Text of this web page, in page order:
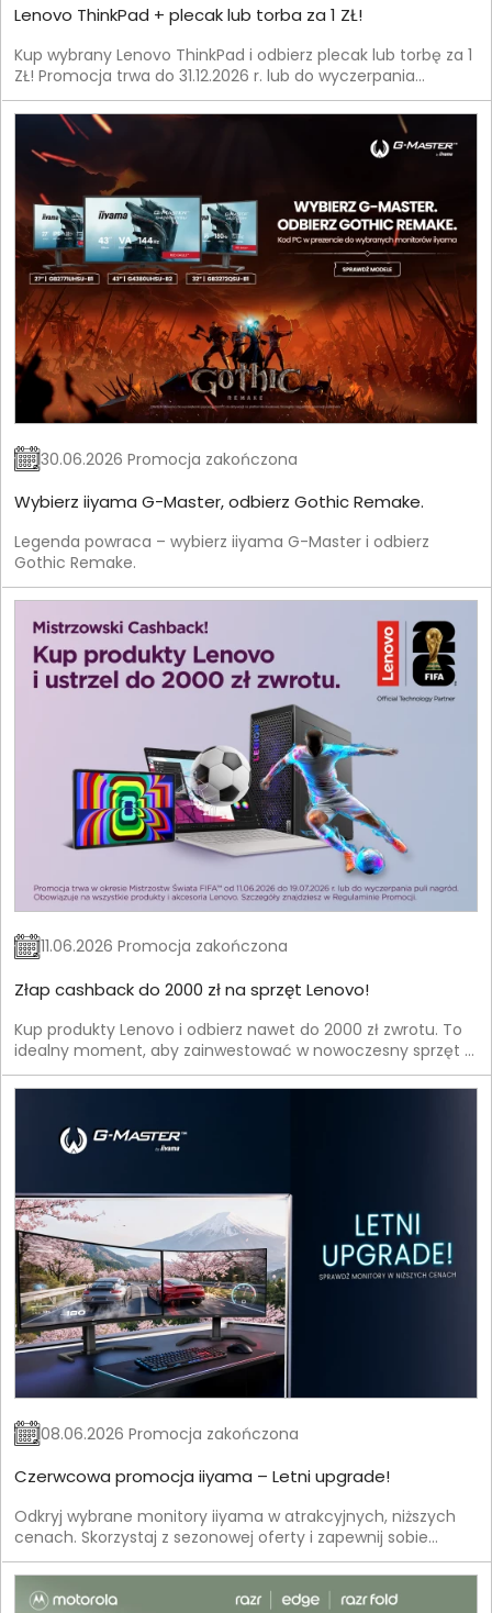
Lenovo ThinkPad + plecak lub torba za 1 ZŁ!
Kup wybrany Lenovo ThinkPad i odbierz plecak lub torbę za 1
ZŁ! Promocja trwa do 31.12.2026 r. lub do wyczerpania
zapasów.
30.06.2026 Promocja zakończona
Wybierz iiyama G-Master, odbierz Gothic Remake.
Legenda powraca – wybierz iiyama G-Master i odbierz
Gothic Remake.
11.06.2026 Promocja zakończona
Złap cashback do 2000 zł na sprzęt Lenovo!
Kup produkty Lenovo i odbierz nawet do 2000 zł zwrotu. To
idealny moment, aby zainwestować w nowoczesny sprzęt —
laptop, komputer lub akcesoria — i jednocześnie
zaoszczędzić.
08.06.2026 Promocja zakończona
Czerwcowa promocja iiyama – Letni upgrade!
Odkryj wybrane monitory iiyama w atrakcyjnych, niższych
cenach. Skorzystaj z sezonowej oferty i zapewnij sobie
jeszcze lepszą jakość obrazu w korzystnych warunkach.